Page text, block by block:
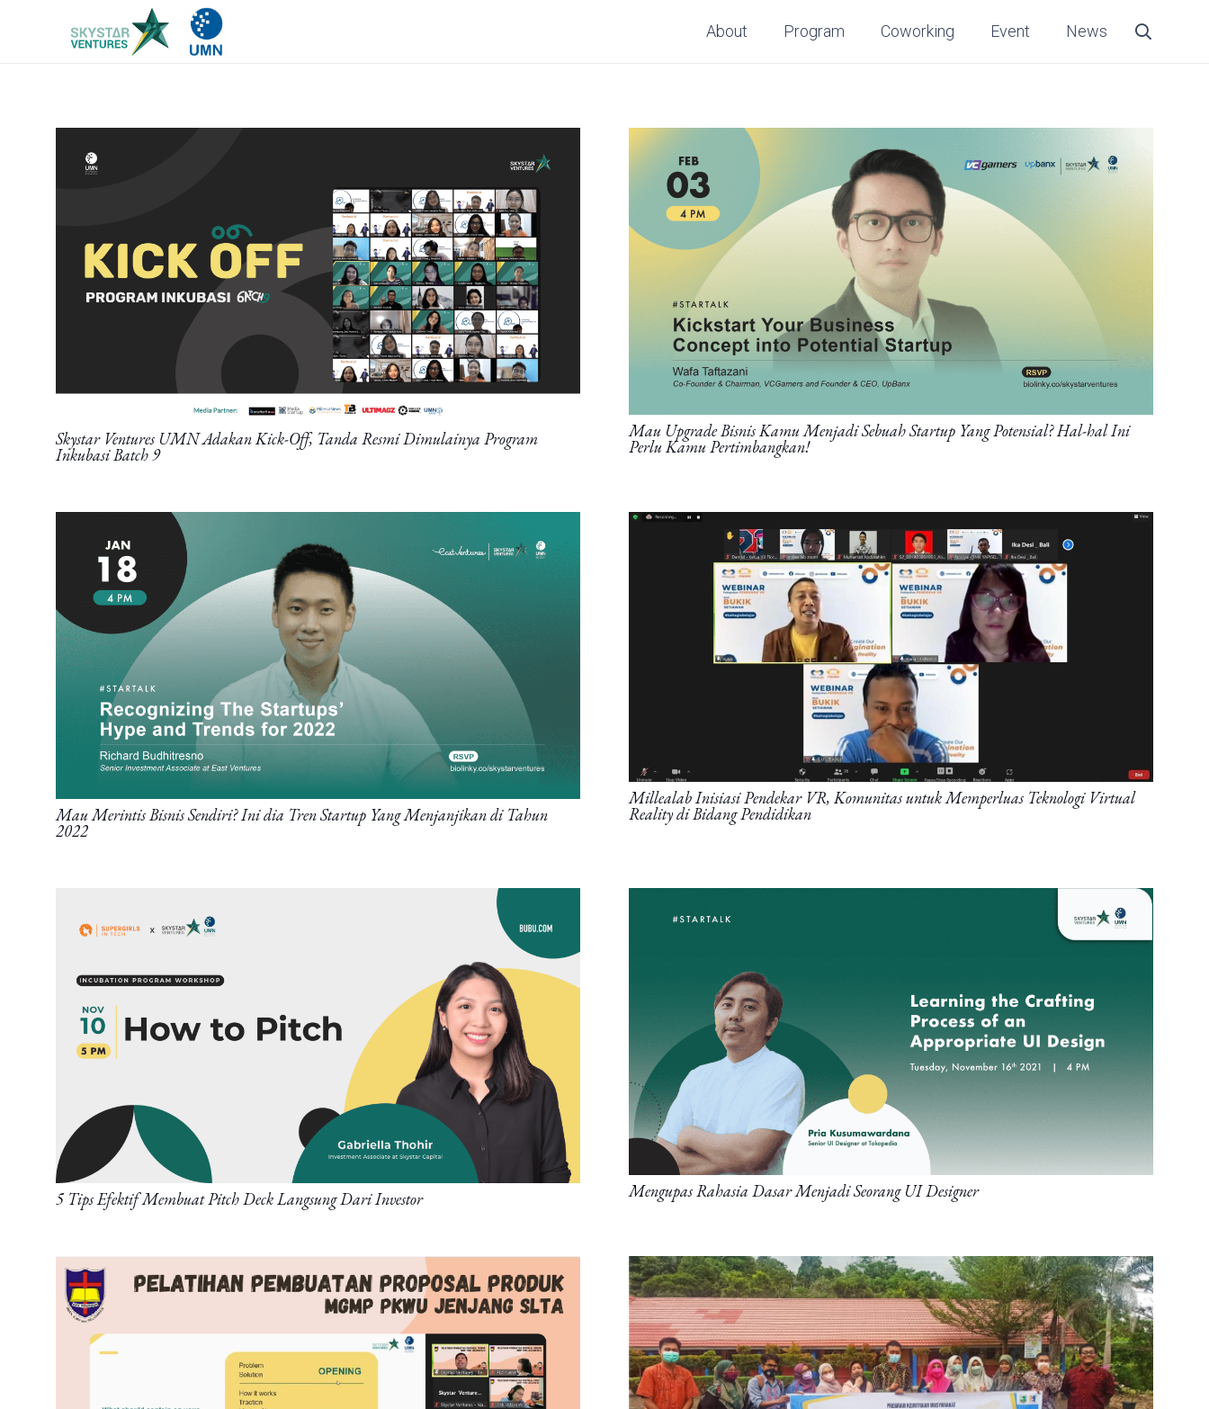
About Program Coworking Event News
Skystar Ventures UMN Adakan Kick-Off, Tanda Resmi Dimulainya Program
Inkubasi Batch 9
Mau Upgrade Bisnis Kamu Menjadi Sebuah Startup Yang Potensial? Hal-hal Ini
Perlu Kamu Pertimbangkan!
Mau Merintis Bisnis Sendiri? Ini dia Tren Startup Yang Menjanjikan di Tahun
2022
Millealab Inisiasi Pendekar VR, Komunitas untuk Memperluas Teknologi Virtual
Reality di Bidang Pendidikan
5 Tips Efektif Membuat Pitch Deck Langsung Dari Investor Mengupas Rahasia Dasar Menjadi Seorang UI Designer